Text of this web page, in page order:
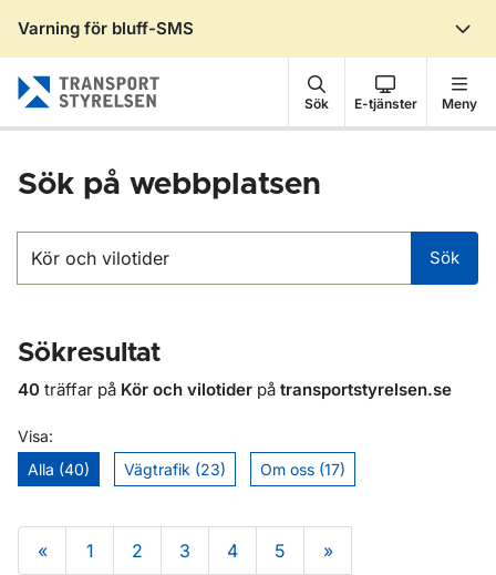
Varning för bluff-SMS
Sök E-tjänster Meny
Sök på webbplatsen
Sök
Sökresultat
40 träffar på Kör och vilotider på transportstyrelsen.se
Visa:
Alla (40)
Vägtrafik (23) Om oss (17)
« 1 2 3 4 5 »